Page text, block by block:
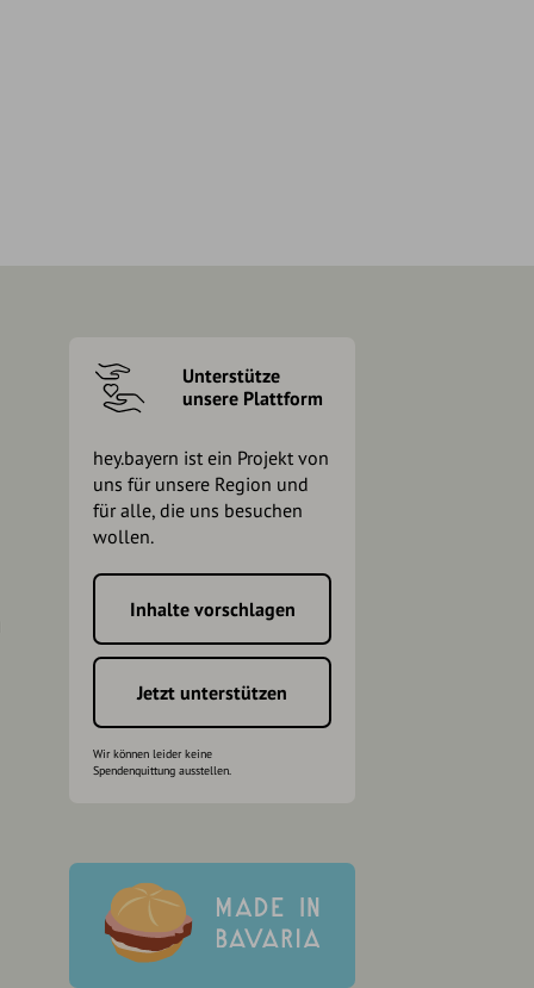
Unterstütze
unsere Plattform
hey.bayern ist ein Projekt von
uns für unsere Region und
für alle, die uns besuchen
wollen.
Inhalte vorschlagen
Jetzt unterstützen
Wir können leider keine
Spendenquittung ausstellen.